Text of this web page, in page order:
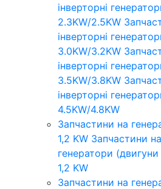
інверторні
2.3KW/2.5KW
інверторні
3.0KW/3.2KW
інверторні
3.5KW/3.8KW
інверторні
4.5KW/4.8KW
Запчастини на
1,2 KW Запчастини на
генератори (двигуни
1,2 KW
Запчастини на